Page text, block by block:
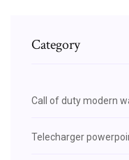
Category
Call of duty modern
Telecharger